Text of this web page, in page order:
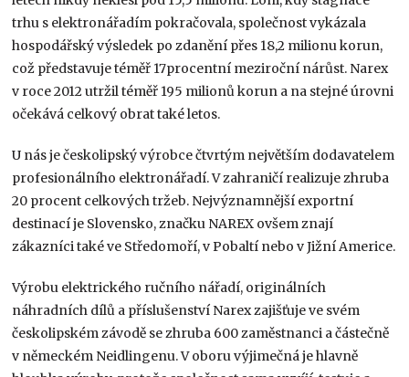
trhu s elektronářadím pokračovala, společnost vykázala
hospodářský výsledek po zdanění přes 18,2 milionu korun,
což představuje téměř 17procentní meziroční nárůst. Narex
v roce 2012 utržil téměř 195 milionů korun a na stejné úrovni
očekává celkový obrat také letos.
U nás je českolipský výrobce čtvrtým největším dodavatelem
profesionálního elektronářadí. V zahraničí realizuje zhruba
20 procent celkových tržeb. Nejvýznamnější exportní
destinací je Slovensko, značku NAREX ovšem znají
zákazníci také ve Středomoří, v Pobaltí nebo v Jižní Americe.
Výrobu elektrického ručního nářadí, originálních
náhradních dílů a příslušenství Narex zajišťuje ve svém
českolipském závodě se zhruba 600 zaměstnanci a částečně
v německém Neidlingenu. V oboru výjimečná je hlavně